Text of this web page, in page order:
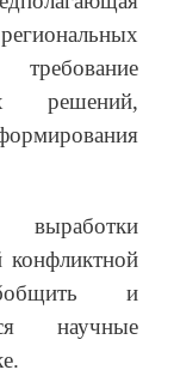
решений,
конфликтной
и
научные